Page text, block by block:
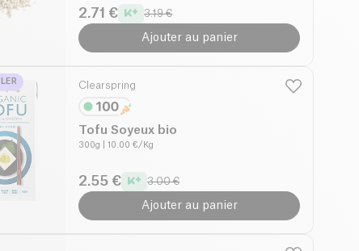
2.71 € 3.19 €
Ajouter au panier
Clearspring
Tofu Soyeux bio
300g | 10.00 €/Kg
2.55 € 3.00 €
Ajouter au panier